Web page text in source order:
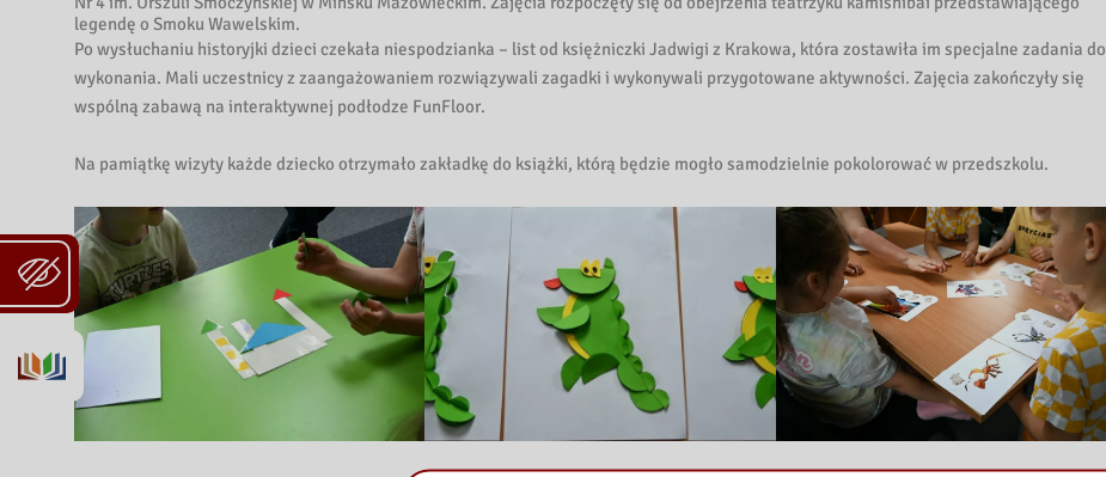
legendę o Smoku Wawelskim.
Po wysłuchaniu historyjki dzieci czekała niespodzianka – list od księżniczki Jadwigi z Krakowa, która zostawiła im specjalne zadania do
wykonania. Mali uczestnicy z zaangażowaniem rozwiązywali zagadki i wykonywali przygotowane aktywności. Zajęcia zakończyły się
wspólną zabawą na interaktywnej podłodze FunFloor.
Na pamiątkę wizyty każde dziecko otrzymało zakładkę do książki, którą będzie mogło samodzielnie pokolorować w przedszkolu.